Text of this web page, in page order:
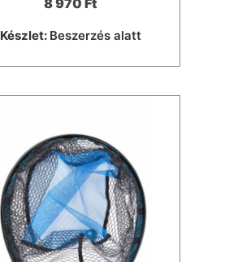
8 970 Ft
Készlet: Beszerzés alatt